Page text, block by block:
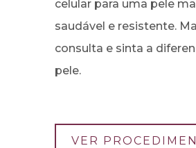
celular para uma pele
saudável e resistente.
consulta e sinta a
pele.
VER